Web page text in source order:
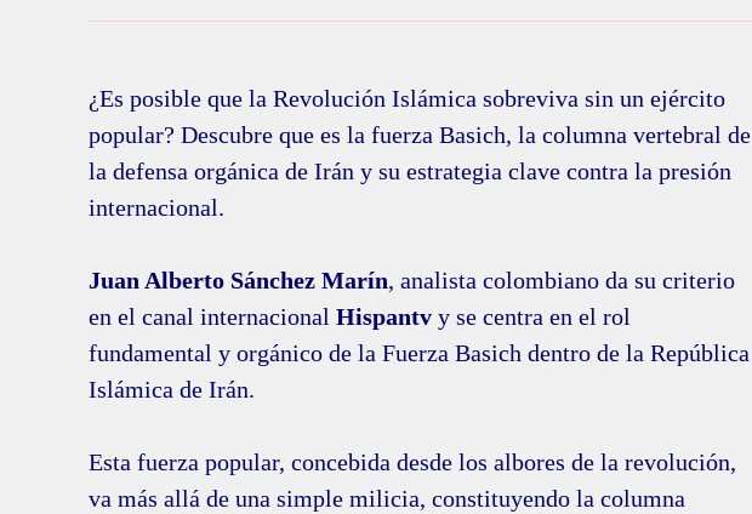
¿Es posible que la Revolución Islámica sobreviva sin un ejército
popular? Descubre que es la fuerza Basich, la columna vertebral de
la defensa orgánica de Irán y su estrategia clave contra la presión
internacional.
Juan Alberto Sánchez Marín, analista colombiano da su criterio
en el canal internacional Hispantvy se centra en el rol
fundamental y orgánico de la Fuerza Basich dentro de la República
Islámica de Irán.
Esta fuerza popular, concebida desde los albores de la revolución,
va más allá de una simple milicia, constituyendo la columna